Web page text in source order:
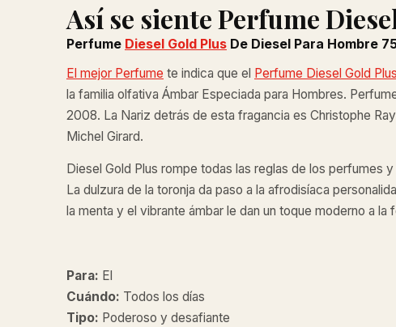
Así se siente Perfume
Perfume Diesel Gold Plus De Diesel Para Hombre
El mejor Perfume te indica que el Perfume Diesel Gold
la familia olfativa Ámbar Especiada para Hombres.
2008. La Nariz detrás de esta fragancia es Christophe
Michel Girard.
Diesel Gold Plus rompe todas las reglas de los perfumes
La dulzura de la toronja da paso a la afrodisíaca
la menta y el vibrante ámbar le dan un toque moderno a la
Para: El
Cuándo: Todos los días
Tipo: Poderoso y desafiante